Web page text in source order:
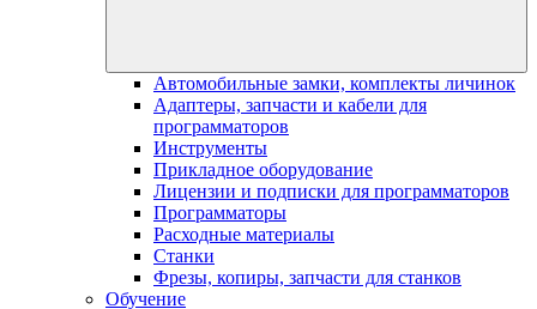
Автомобильные замки, комплекты личинок
Адаптеры, запчасти и кабели для
программаторов
Инструменты
Прикладное оборудование
Лицензии и подписки для программаторов
Программаторы
Расходные материалы
Станки
Фрезы, копиры, запчасти для станков
Обучение